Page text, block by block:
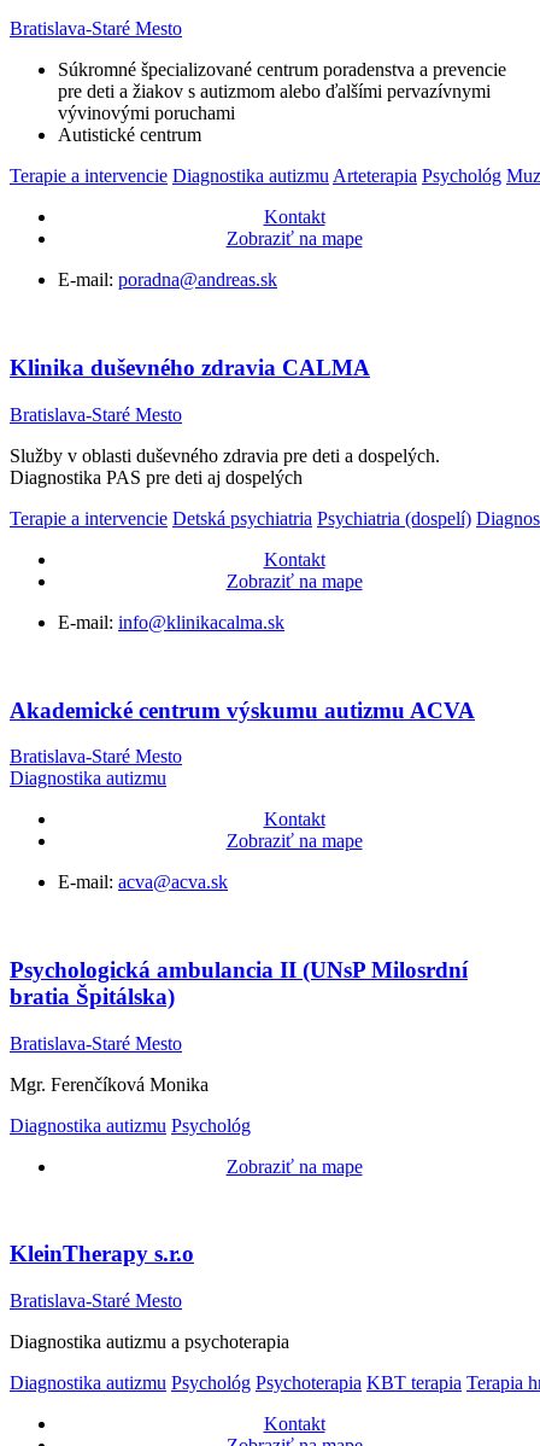
Bratislava-Staré Mesto
Súkromné špecializované centrum poradenstva a prevencie
pre deti a žiakov s autizmom alebo ďalšími pervazívnymi
vývinovými poruchami
Autistické centrum
Terapie a intervencie Diagnostika autizmuArteterapia Psychológ
Kontakt
Zobraziť na mape
E-mail: poradna@andreas.sk
Klinika duševného zdravia CALMA
Bratislava-Staré Mesto
Služby v oblasti duševného zdravia pre deti a dospelých.
Diagnostika PAS pre deti aj dospelých
Terapie a intervencie Detská psychiatria Psychiatria (dospelí)
Kontakt
Zobraziť na mape
E-mail: info@klinikacalma.sk
Akademické centrum výskumu autizmu ACVA
Bratislava-Staré Mesto
Diagnostika autizmu
Kontakt
Zobraziť na mape
E-mail: acva@acva.sk
Psychologická ambulancia II (UNsP Milosrdní
bratia Špitálska)
Bratislava-Staré Mesto
Mgr. Ferenčíková Monika
Diagnostika autizmu Psychológ
Zobraziť na mape
KleinTherapy s.r.o
Bratislava-Staré Mesto
Diagnostika autizmu a psychoterapia
Diagnostika autizmu Psychológ Psychoterapia KBT terapia Terapia
Kontakt